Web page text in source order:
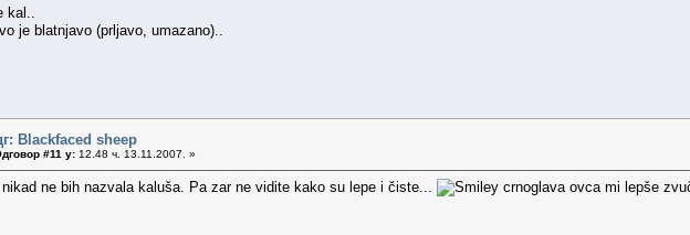
kal..
je blatnjavo (prljavo, umazano)..
Blackfaced sheep
#11 у: 12.48 ч. 13.11.2007. »
ne bih nazvala kaluša. Pa zar ne vidite kako su lepe i čiste... crnoglava ovca mi lepše